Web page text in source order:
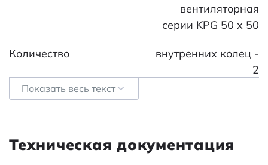
вентиляторная
серии KPG 50 х 50
Количество
внутренних колец -
2
Межосевое расстояние
Высота (мм)
Показать весь текст
Техническая документация